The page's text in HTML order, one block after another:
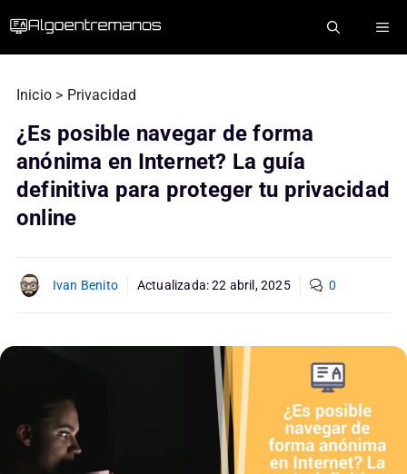
Inicio > Privacidad
¿Es posible navegar de forma
anónima en Internet? La guía
definitiva para proteger tu privacidad
online
Ivan Benito Actualizada:22 abril, 2025 0